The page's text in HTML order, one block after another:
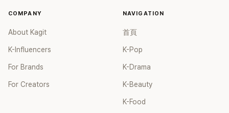
COMPANY
About Kagit
K-Influencers
For Brands
For Creators
NAVIGATION
首頁
K-Pop
K-Drama
K-Beauty
K-Food